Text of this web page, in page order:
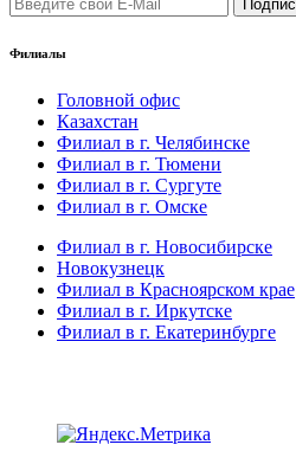
Филиалы
Головной офис
Казахстан
Филиал в г. Челябинске
Филиал в г. Тюмени
Филиал в г. Сургуте
Филиал в г. Омске
Филиал в г. Новосибирске
Новокузнецк
Филиал в Красноярском крае
Филиал в г. Иркутске
Филиал в г. Екатеринбурге